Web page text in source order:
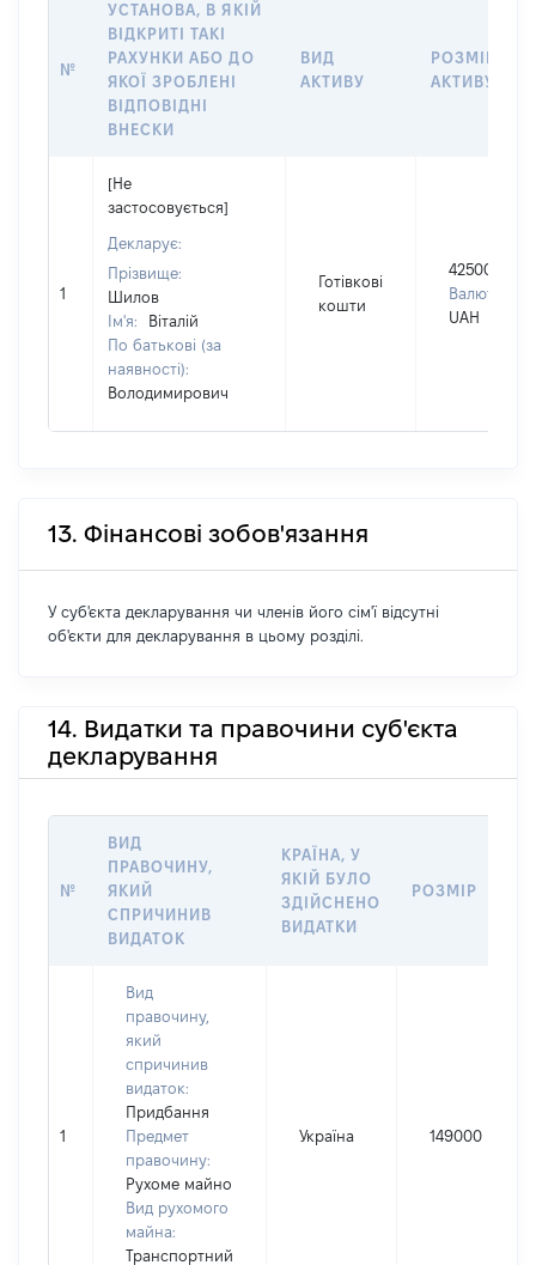
№
УСТАНОВА, В ЯКІЙ
ВІДКРИТІ ТАКІ
РАХУНКИ АБО ДО
ЯКОЇ ЗРОБЛЕНІ
ВІДПОВІДНІ
ВНЕСКИ
ВИД
АКТИВУ
РОЗМІР
АКТИВУ
1
[Не
застосовується]
Декларує:
Прізвище:
Шилов
Ім'я:
Віталій
По батькові (за
наявності):
Володимирович
Готівкові
кошти
425000
Валюта:
UAH
13. Фінансові зобов'язання
У суб'єкта декларування чи членів його сім'ї відсутні
об'єкти для декларування в цьому розділі.
14. Видатки та правочини суб'єкта
декларування
№
ВИД
ПРАВОЧИНУ,
ЯКИЙ
СПРИЧИНИВ
ВИДАТОК
КРАЇНА, У
ЯКІЙ БУЛО
ЗДІЙСНЕНО
ВИДАТКИ
РОЗМІР
1
Вид
правочину,
який
спричинив
видаток:
Придбання
Предмет
правочину:
Рухоме майно
Вид рухомого
майна:
Транспортний
Україна 149000